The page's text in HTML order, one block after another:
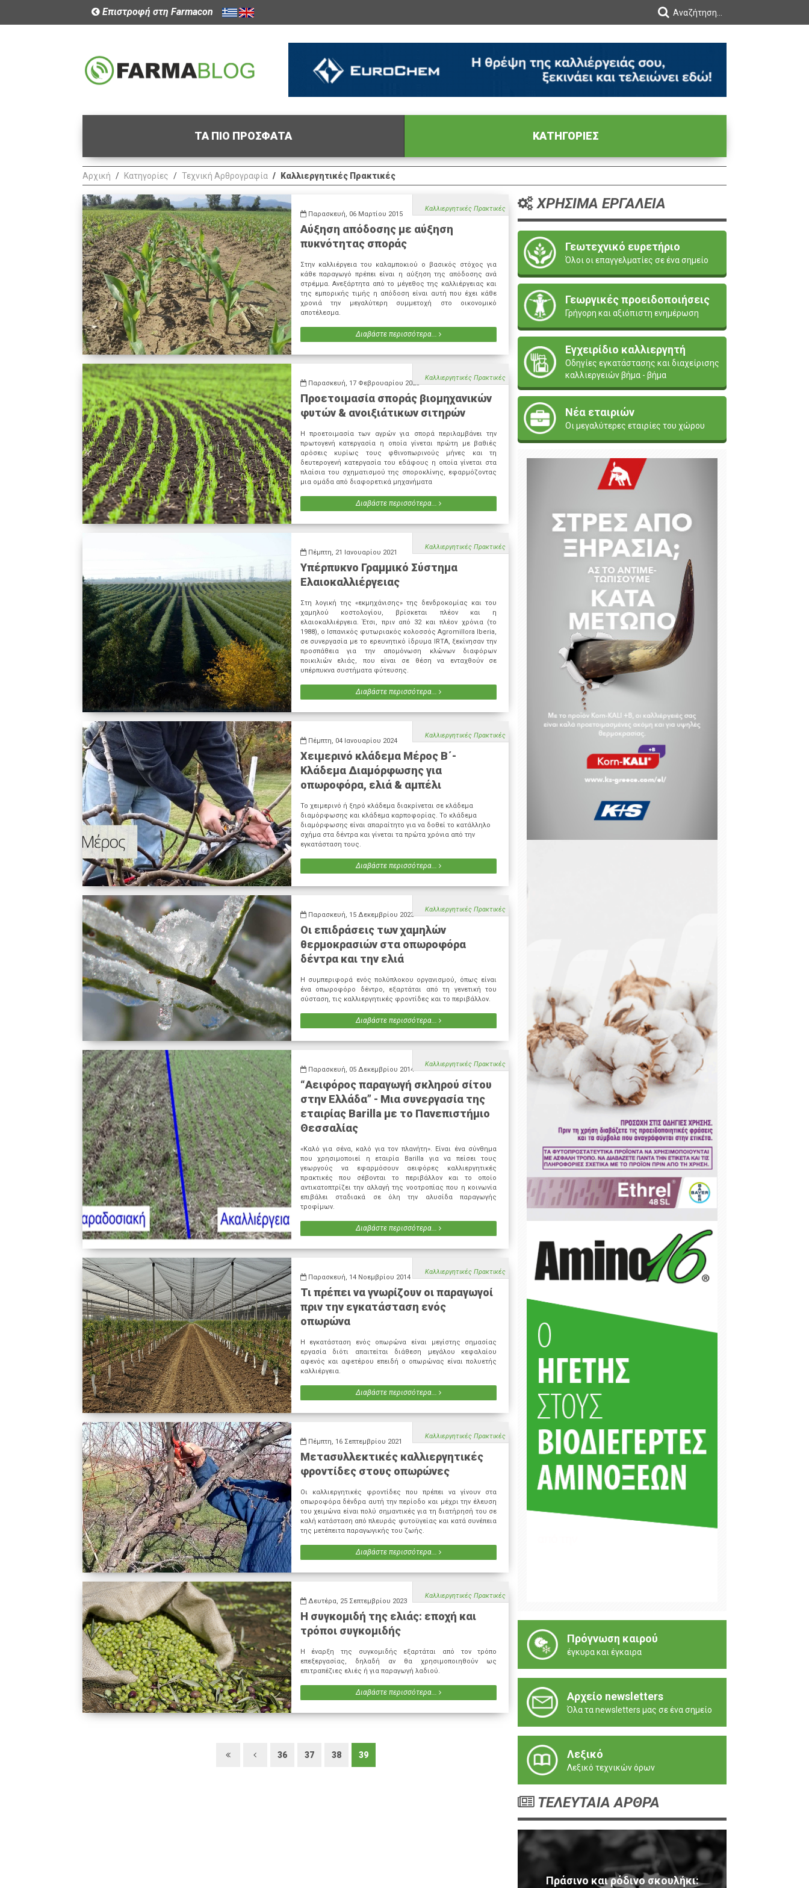
Επιστροφή στη Farmacon
ΤΑ ΠΙΟ ΠΡΟΣΦΑΤΑ ΚΑΤΗΓΟΡΙΕΣ
Αρχική Κατηγορίες Τεχνική Αρθρογραφία Καλλιεργητικές Πρακτικές
Καλλιεργητικές Πρακτικές
Παρασκευή, 06 Μαρτίου 2015
Αύξηση απόδοσης με αύξηση
πυκνότητας σποράς
Στην καλλιέργεια του καλαμποκιού ο βασικός στόχος για
κάθε παραγωγό πρέπει είναι η αύξηση της απόδοσης ανά
στρέμμα. Ανεξάρτητα από το μέγεθος της καλλιέργειας και
της εμπορικής τιμής η απόδοση είναι αυτή που έχει κάθε
χρονιά την μεγαλύτερη συμμετοχή στο οικονομικό
αποτέλεσμα.
Διαβάστε περισσότερα...
Καλλιεργητικές Πρακτικές
Παρασκευή, 17 Φεβρουαρίου 2023
Προετοιμασία σποράς βιομηχανικών
φυτών & ανοιξιάτικων σιτηρών
Η προετοιμασία των αγρών για σπορά περιλαμβάνει την
πρωτογενή κατεργασία η οποία γίνεται πρώτη με βαθιές
αρόσεις κυρίως τους φθινοπωρινούς μήνες και τη
δευτερογενή κατεργασία του εδάφους η οποία γίνεται στα
πλαίσια του σχηματισμού της σποροκλίνης, εφαρμόζοντας
μια ομάδα από διαφορετικά μηχανήματα
Διαβάστε περισσότερα...
Καλλιεργητικές Πρακτικές
Πέμπτη, 21 Ιανουαρίου 2021
Υπέρπυκνο Γραμμικό Σύστημα
Ελαιοκαλλιέργειας
Στη λογική της «εκμηχάνισης» της δενδροκομίας και του
χαμηλού κοστολογίου, βρίσκεται πλέον και η
ελαιοκαλλιέργεια. Έτσι, πριν από 32 και πλέον χρόνια (το
1988), ο Ισπανικός φυτωριακός κολοσσός Agromillora Iberia,
σε συνεργασία με το ερευνητικό ίδρυμα IRTA, ξεκίνησαν την
προσπάθεια για την απομόνωση κλώνων διαφόρων
ποικιλιών ελιάς, που είναι σε θέση να ενταχθούν σε
υπέρπυκνα συστήματα φύτευσης.
Διαβάστε περισσότερα...
Καλλιεργητικές Πρακτικές
Πέμπτη, 04 Ιανουαρίου 2024
Χειμερινό κλάδεμα Μέρος Β΄-
Κλάδεμα Διαμόρφωσης για
οπωροφόρα, ελιά & αμπέλι
Το χειμερινό ή ξηρό κλάδεμα διακρίνεται σε κλάδεμα
διαμόρφωσης και κλάδεμα καρποφορίας. Το κλάδεμα
διαμόρφωσης είναι απαραίτητο για να δοθεί το κατάλληλο
σχήμα στα δέντρα και γίνεται τα πρώτα χρόνια από την
εγκατάσταση τους.
Διαβάστε περισσότερα...
Καλλιεργητικές Πρακτικές
Παρασκευή, 15 Δεκεμβρίου 2023
Οι επιδράσεις των χαμηλών
θερμοκρασιών στα οπωροφόρα
δέντρα και την ελιά
Η συμπεριφορά ενός πολύπλοκου οργανισμού, όπως είναι
ένα οπωροφόρο δέντρο, εξαρτάται από τη γενετική του
σύσταση, τις καλλιεργητικές φροντίδες και το περιβάλλον.
Διαβάστε περισσότερα...
Καλλιεργητικές Πρακτικές
Παρασκευή, 05 Δεκεμβρίου 2014
“Αειφόρος παραγωγή σκληρού σίτου
στην Ελλάδα” - Μια συνεργασία της
εταιρίας Barilla με το Πανεπιστήμιο
Θεσσαλίας
«Καλό για σένα, καλό για τον πλανήτη». Είναι ένα σύνθημα
που χρησιμοποιεί η εταιρία Barilla για να πείσει τους
γεωργούς να εφαρμόσουν αειφόρες καλλιεργητικές
πρακτικές που σέβονται το περιβάλλον και το οποίο
αντικατοπτρίζει την αλλαγή της νοοτροπίας που η κοινωνία
επιβάλει σταδιακά σε όλη την αλυσίδα παραγωγής
τροφίμων.
Διαβάστε περισσότερα...
Καλλιεργητικές Πρακτικές
Παρασκευή, 14 Νοεμβρίου 2014
Τι πρέπει να γνωρίζουν οι παραγωγοί
πριν την εγκατάσταση ενός
οπωρώνα
Η εγκατάσταση ενός οπωρώνα είναι μεγίστης σημασίας
εργασία διότι απαιτείται διάθεση μεγάλου κεφαλαίου
αφενός και αφετέρου επειδή ο οπωρώνας είναι πολυετής
καλλιέργεια.
Διαβάστε περισσότερα...
Καλλιεργητικές Πρακτικές
Πέμπτη, 16 Σεπτεμβρίου 2021
Μετασυλλεκτικές καλλιεργητικές
φροντίδες στους οπωρώνες
Οι καλλιεργητικές φροντίδες που πρέπει να γίνουν στα
οπωροφόρα δένδρα αυτή την περίοδο και μέχρι την έλευση
του χειμώνα είναι πολύ σημαντικές για τη διατήρησή του σε
καλή κατάσταση από πλευράς φυτοϋγείας και κατά συνέπεια
της μετέπειτα παραγωγικής του ζωής.
Διαβάστε περισσότερα...
Καλλιεργητικές Πρακτικές
Δευτέρα, 25 Σεπτεμβρίου 2023
Η συγκομιδή της ελιάς: εποχή και
τρόποι συγκομιδής
Η έναρξη της συγκομιδής εξαρτάται από τον τρόπο
επεξεργασίας, δηλαδή αν θα χρησιμοποιηθούν ως
επιτραπέζιες ελιές ή για παραγωγή λαδιού.
Διαβάστε περισσότερα...
36 37 38 39
ΧΡΗΣΙΜΑ ΕΡΓΑΛΕΙΑ
Γεωτεχνικό ευρετήριο
Όλοι οι επαγγελματίες σε ένα σημείο
Γεωργικές προειδοποιήσεις
Γρήγορη και αξιόπιστη ενημέρωση
Εγχειρίδιο καλλιεργητή
Οδηγίες εγκατάστασης και διαχείρισης
καλλιεργειών βήμα - βήμα
Νέα εταιριών
Οι μεγαλύτερες εταιρίες του χώρου
Πρόγνωση καιρού
έγκυρα και έγκαιρα
Αρχείο newsletters
Όλα τα newsletters μας σε ένα σημείο
Λεξικό
Λεξικό τεχνικών όρων
ΤΕΛΕΥΤΑΙΑ ΑΡΘΡΑ
Πράσινο και ρόδινο σκουλήκι: